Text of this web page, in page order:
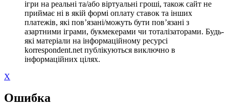
ігри на реальні та/або віртуальні гроші, також сайт не
приймає ні в якій формі оплату ставок та інших
платежів, які пов’язані/можуть бути пов’язані з
азартними іграми, букмекерами чи тоталізаторами. Будь-
які матеріали на інформаційному ресурсі
korrespondent.net публікуються виключно в
інформаційних цілях.
X
Ошибка